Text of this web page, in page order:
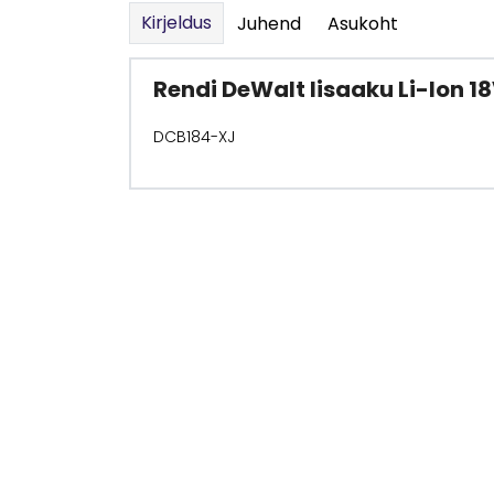
Kirjeldus Juhend Asukoht
Rendi DeWalt lisaaku Li-Ion
DCB184-XJ